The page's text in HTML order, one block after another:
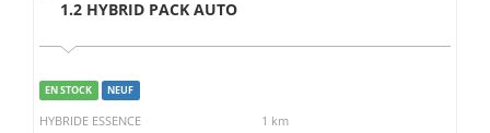
1.2 HYBRID PACK AUTO
EN STOCK NEUF
HYBRIDE ESSENCE
1 km